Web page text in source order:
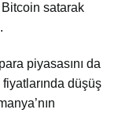
satarak
piyasasını da
düşüş